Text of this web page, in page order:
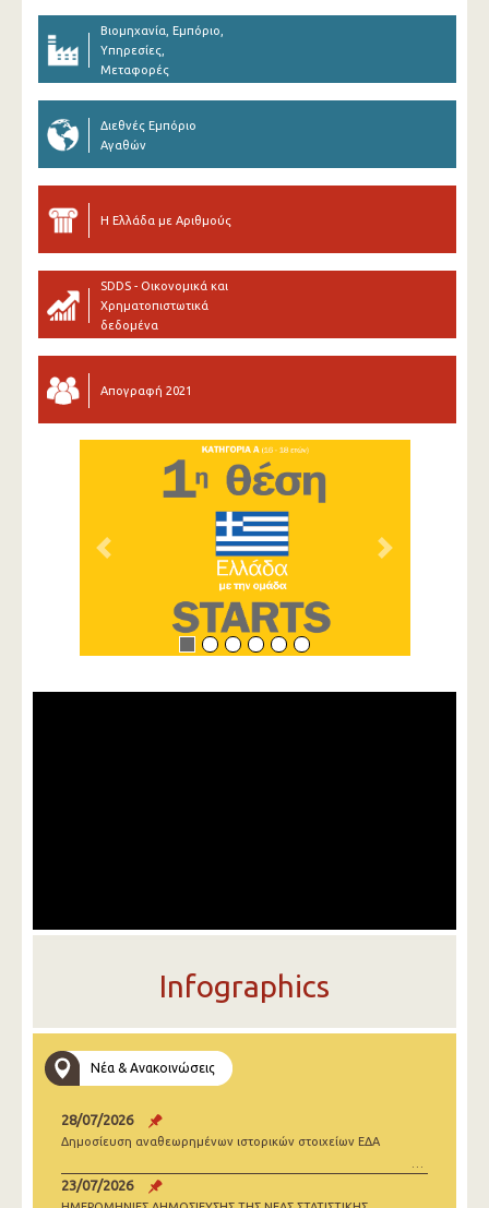
Βιομηχανία, Εμπόριο,
Υπηρεσίες,
Μεταφορές
Διεθνές Εμπόριο
Αγαθών
Η Ελλάδα με Αριθμούς
SDDS - Οικονομικά και
Χρηματοπιστωτικά
δεδομένα
Απογραφή 2021
Previous Next
Infographics
Νέα & Ανακοινώσεις
28/07/2026
Δημοσίευση αναθεωρημένων ιστορικών στοιχείων ΕΔΑ
23/07/2026